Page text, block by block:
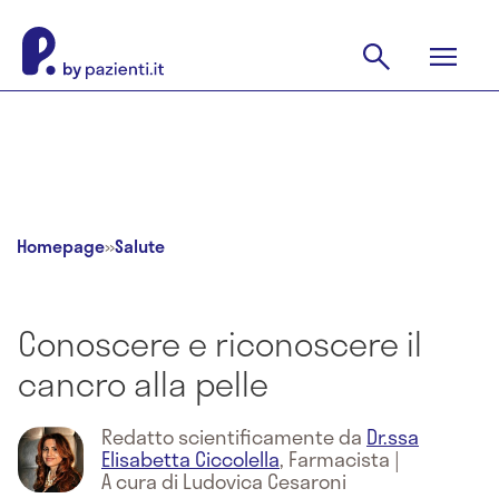
Homepage»Salute
Conoscere e riconoscere il
cancro alla pelle
Redatto scientificamente da Dr.ssa
Elisabetta Ciccolella, Farmacista |
A cura di Ludovica Cesaroni